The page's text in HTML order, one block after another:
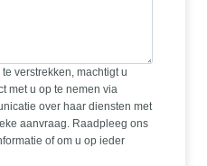
verstrekken, machtigt u
met u op te nemen via
over haar diensten met
aanvraag. Raadpleeg ons
of om u op ieder